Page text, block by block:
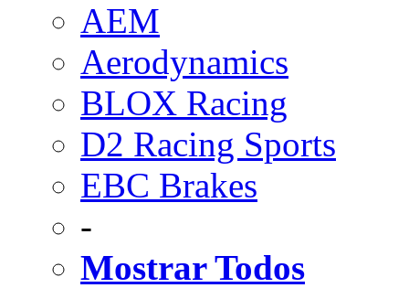
AEM
Aerodynamics
BLOX Racing
D2 Racing Sports
EBC Brakes
-
Mostrar Todos